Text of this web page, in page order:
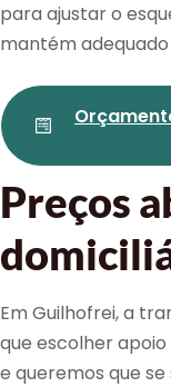
para ajustar o
mantém adequado
Preços
Em Guilhofrei, a
que escolher
e queremos que